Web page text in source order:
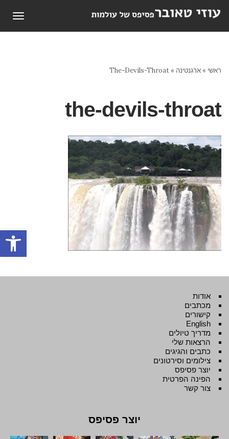
פתח
ראשי »ארגנטינה »
The-Devils-Throat
the-devils-throat
אודות
מכתבים
קישורים
English
מדריך טיולים
הרצאות שלי
כתבים והגיגים
צילומים וסירטונים
יוצר פסיפס
הפינה הפרטית
צור קשר
יוצר פסיפס